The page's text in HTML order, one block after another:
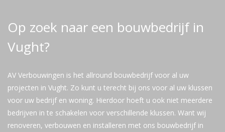
Op zoek naar een bouwbedrijf in
Vught?
AV Verbouwingen is het allround bouwbedrijf voor al uw
projecten in Vught. Zo kunt u terecht bij ons voor al uw klussen
voor uw bedrijf en woning. Hierdoor hoeft u ook niet meerdere
bedrijven in te schakelen voor verschillende klussen. Want wij
renoveren, verbouwen en installeren met ons bouwbedrijf in